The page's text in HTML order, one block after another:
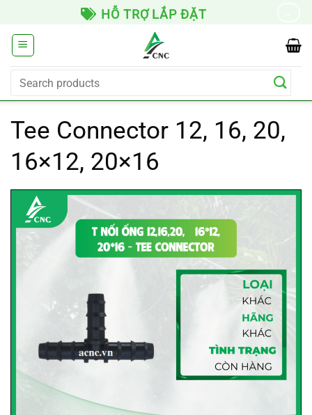
content
HỖ TRỢ LẮP ĐẶT
Search
Tee Connector 12, 16, 20,
16×12, 20×16